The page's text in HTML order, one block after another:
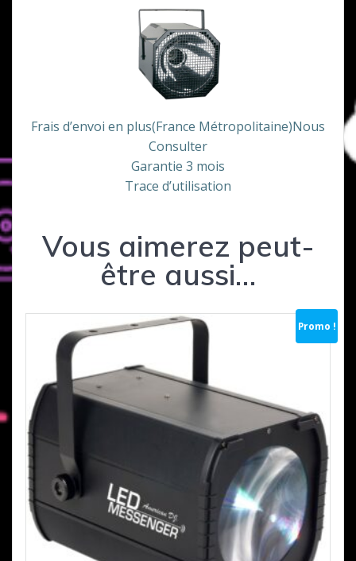
Frais d’envoi en plus(France Métropolitaine)Nous
Consulter
Garantie 3 mois
Trace d’utilisation
Vous aimerez peut-
être aussi…
Promo !